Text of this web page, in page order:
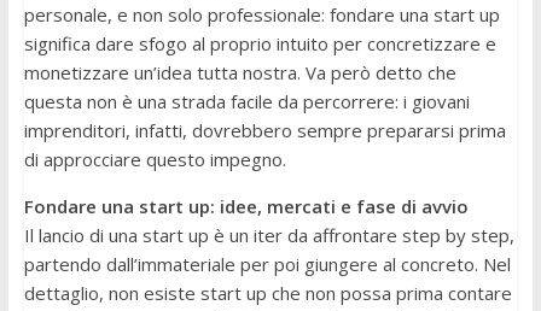
personale, e non solo professionale: fondare una start up
significa dare sfogo al proprio intuito per concretizzare e
monetizzare un’idea tutta nostra. Va però detto che
questa non è una strada facile da percorrere: i giovani
imprenditori, infatti, dovrebbero sempre prepararsi prima
di approcciare questo impegno.
Fondare una start up: idee, mercati e fase di avvio
Il lancio di una start up è un iter da affrontare step by step,
partendo dall’immateriale per poi giungere al concreto. Nel
dettaglio, non esiste start up che non possa prima contare